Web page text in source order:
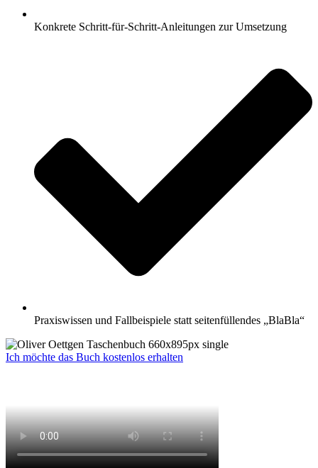
Konkrete Schritt-für-Schritt-Anleitungen zur Umsetzung
Praxiswissen und Fallbeispiele statt seitenfüllendes „BlaBla“
Ich möchte das Buch kostenlos erhalten